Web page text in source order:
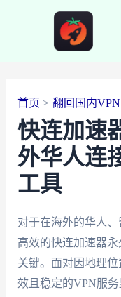
首页 翻回国内VPN
快连加速
外华人连
工具
对于在海外的华人
高效的快连加速器
关键。面对因地理
效且稳定的VPN服